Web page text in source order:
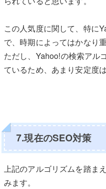
この人気度に関して、特に
で、時期によってはかなり
ただし、Yahoo!の検索アル
ているため、あまり安定度
7.現在のSEO対策
上記のアルゴリズムを踏ま
みます。